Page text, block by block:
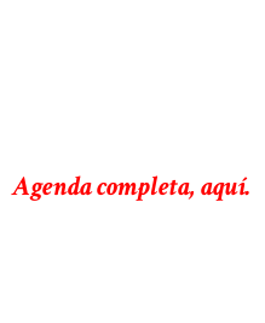
Agenda completa, aquí.